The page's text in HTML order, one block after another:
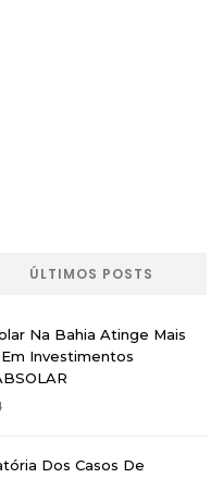
ÚLTIMOS POSTS
Na Bahia Atinge Mais
Investimentos
Dos Casos De